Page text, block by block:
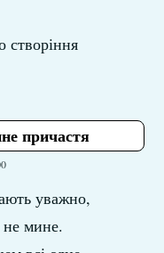
створіння
причастя
уважно,
не мине.